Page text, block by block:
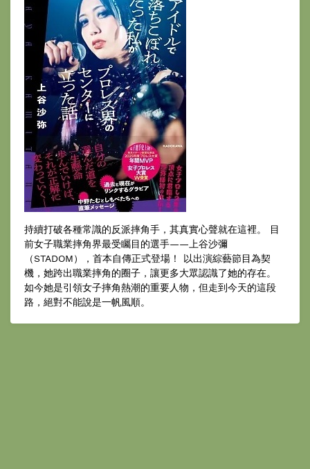
持續打破各種常識的反派摔角手，其真實心聲就在這裡。 目
前女子職業摔角界最受矚目的選手——上谷沙彌
（STADOM），首本自傳正式登場！ 以出演綜藝節目為契
機，她跨出職業摔角的圈子，讓更多大眾認識了她的存在。
如今她是引領女子摔角熱潮的重要人物，但走到今天的這段
路，絕對不能說是一帆風順。